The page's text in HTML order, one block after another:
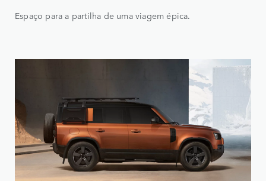
Espaço para a partilha de uma viagem épica.